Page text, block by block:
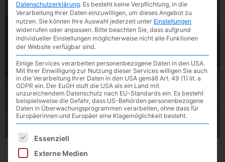
Datenschutzerklärung. Es besteht keine Verpflichtung, in die
Verarbeitung Ihrer Daten einzuwilligen, um dieses Angebot zu
nutzen. Sie können Ihre Auswahl jederzeit unter Einstellungen
widerrufen oder anpassen. Bitte beachten Sie, dass aufgrund
individueller Einstellungen möglicherweise nicht alle Funktionen
der Website verfügbar sind.
Einige Services verarbeiten personenbezogene Daten in den USA.
Mit Ihrer Einwilligung zur Nutzung dieser Services willigen Sie auch
in die Verarbeitung Ihrer Daten in den USA gemäß Art. 49 (1) lit. a
GDPR ein. Der EuGH stuft die USA als ein Land mit
unzureichendem Datenschutz nach EU-Standards ein. Es besteht
beispielsweise die Gefahr, dass US-Behörden personenbezogene
Daten in Überwachungsprogrammen verarbeiten, ohne dass für
Europäerinnen und Europäer eine Klagemöglichkeit besteht.
Es folgt eine Liste der Service-Gruppen, für die eine
Essenziell
Externe Medien